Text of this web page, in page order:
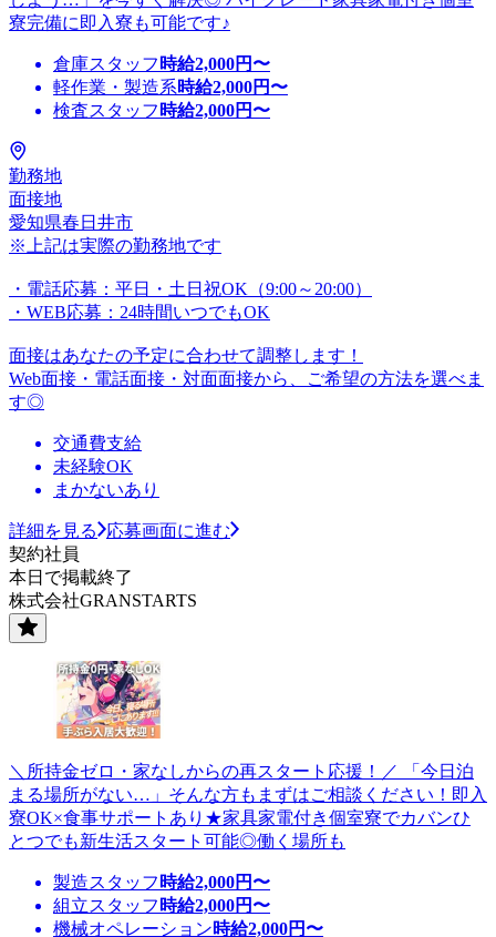
寮完備に即入寮も可能です♪
倉庫スタッフ 時給2,000円〜
軽作業・製造系時給2,000円〜
検査スタッフ 時給2,000円〜
勤務地
面接地
愛知県春日井市
※上記は実際の勤務地です
・電話応募：平日・土日祝OK（9:00～20:00）
・WEB応募：24時間いつでもOK
面接はあなたの予定に合わせて調整します！
Web面接・電話面接・対面面接から、ご希望の方法を選べま
す◎
交通費支給
未経験OK
まかないあり
詳細を見る
応募画面に進む
契約社員
本日で掲載終了
株式会社GRANSTARTS
＼所持金ゼロ・家なしからの再スタート応援！／ 「今日泊
まる場所がない…」そんな方もまずはご相談ください！即入
寮OK×食事サポートあり★家具家電付き個室寮でカバンひ
とつでも新生活スタート可能◎働く場所も
製造スタッフ 時給2,000円〜
組立スタッフ 時給2,000円〜
機械オペレーション時給2,000円〜